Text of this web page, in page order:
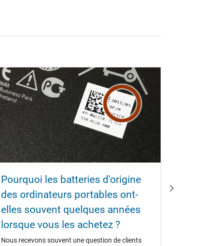
Pourquoi les batteries d'origine
des ordinateurs portables ont-
elles souvent quelques années
lorsque vous les achetez ?
Nous recevons souvent une question de clients